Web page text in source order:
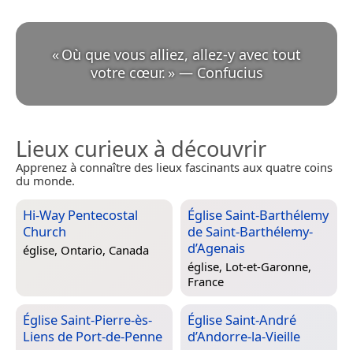
«Où que vous alliez, allez-y avec tout
votre cœur. » — Confucius
Lieux curieux à découvrir
Apprenez à connaître des lieux fascinants aux quatre coins
du monde.
Hi-Way Pentecostal
Church
église, Ontario, Canada
Église Saint-Barthélemy
de Saint-Barthélemy-
d’Agenais
église, Lot-et-Garonne,
France
Église Saint-Pierre-ès-
Liens de Port-de-Penne
Église Saint-André
d’Andorre-la-Vieille